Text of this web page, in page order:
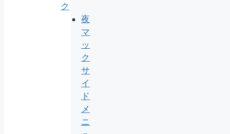
ク
夜
マ
ッ
ク
サ
イ
ド
メ
ニ